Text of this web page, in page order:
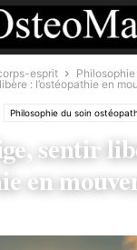
esprit
: l’ostéopathie en
Philosophie du soin
sentir
en